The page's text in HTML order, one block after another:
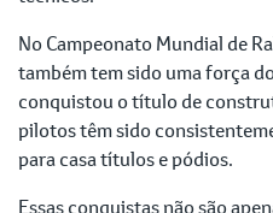
No Campeonato Mundial de
também tem sido uma força
conquistou o título de
pilotos têm sido
para casa títulos e pódios.
Essas conquistas não são